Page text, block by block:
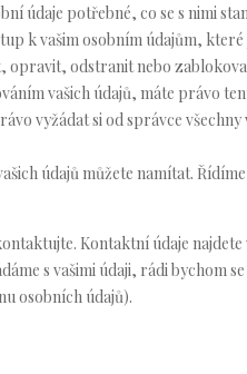
údaje potřebné, co se s nimi
k vašim osobním údajům, které
odstranit nebo
vašich údajů, máte právo
vyžádat si od správce
údajů můžete namítat.
Kontaktní údaje
s vašimi údaji, rádi bychom
osobních údajů).